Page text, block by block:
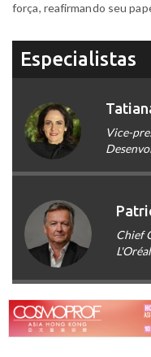
força, reafirmando seu
Especialistas
Vice-
Chief